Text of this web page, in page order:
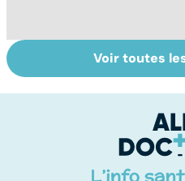
Tout savoir sur
les infections
Voir toutes